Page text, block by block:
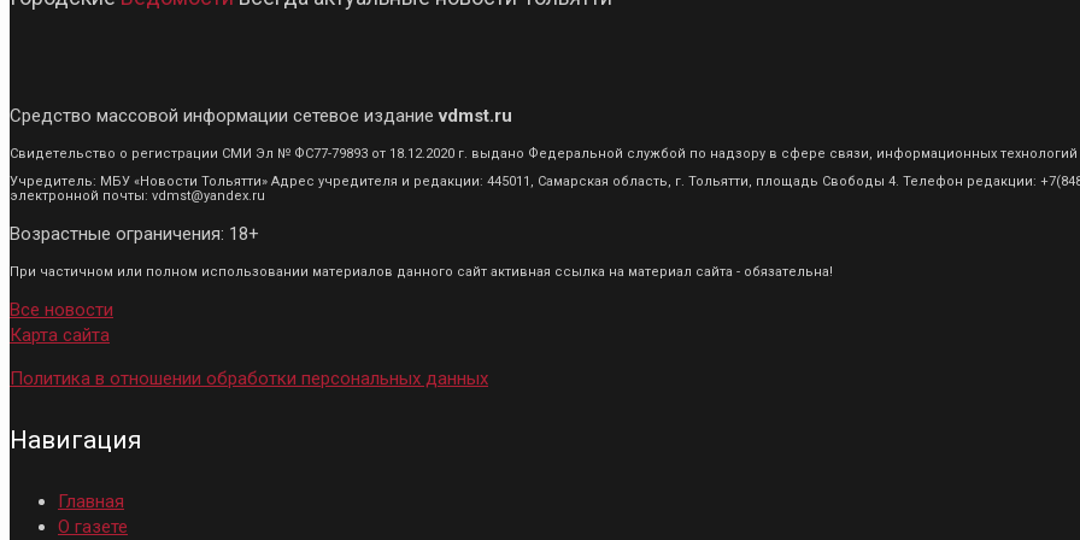
Средство массовой информации сетевое изданиеvdmst.ru
Свидетельство о регистрации СМИ Эл № ФС77-79893 от 18.12.2020 г. выдано Федеральной службой по надзору в сфере связи, информационных
Учредитель: МБУ «Новости Тольятти» Адрес учредителя и редакции: 445011, Самарская область, г. Тольятти, площадь Свободы 4. Телефон редакции:
электронной почты: vdmst@yandex.ru
Возрастные ограничения: 18+
При частичном или полном использовании материалов данного сайт активная ссылка на материал сайта - обязательна!
Все новости
Карта сайта
Политика в отношении обработки персональных данных
Навигация
Главная
О газете